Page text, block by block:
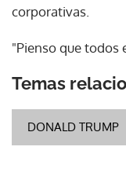
corporativas.
"Pienso que todos
Temas
DONALD TRUMP